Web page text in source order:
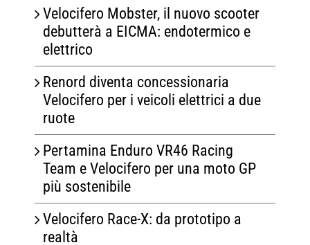
Velocifero Mobster, il nuovo scooter
debutterà a EICMA: endotermico e
elettrico
Renord diventa concessionaria
Velocifero per i veicoli elettrici a due
ruote
Pertamina Enduro VR46 Racing
Team e Velocifero per una moto GP
più sostenibile
Velocifero Race-X: da prototipo a
realtà